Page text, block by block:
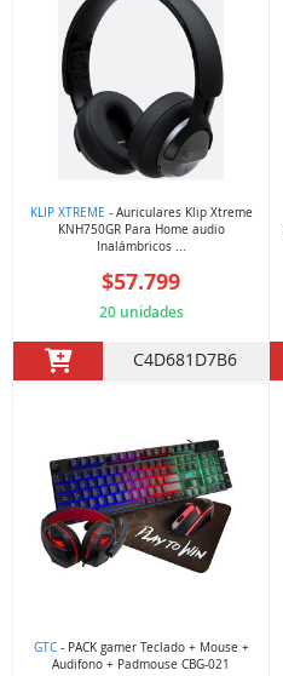
KLIP XTREME - Auriculares Klip Xtreme
KNH750GR Para Home audio
Inalámbricos ...
$57.799
20 unidades
C4D681D7B6
GTC- PACK gamer Teclado + Mouse +
Audifono + Padmouse CBG-021